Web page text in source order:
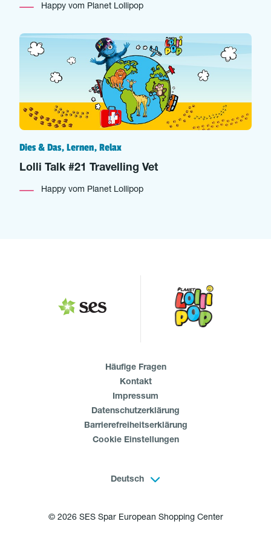
Happy vom Planet Lollipop
Dies & Das, Lernen, Relax
Lolli Talk #21 Travelling Vet
Happy vom Planet Lollipop
Häufige Fragen
Kontakt
Impressum
Datenschutzerklärung
Barrierefreiheitserklärung
Cookie Einstellungen
Deutsch
© 2026 SES Spar European Shopping Center